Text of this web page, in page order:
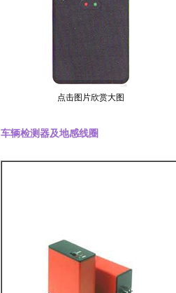
点击图片欣赏大图
车辆检测器及地感线圈